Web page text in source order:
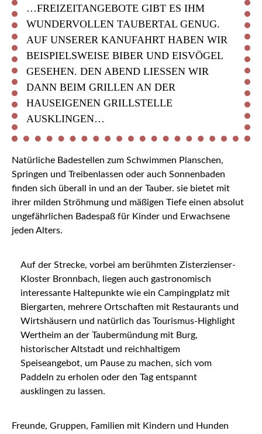
…FREIZEITANGEBOTE GIBT ES IHM
WUNDERVOLLEN TAUBERTAL GENUG.
AUF UNSERER KANUFAHRT HABEN WIR
BEISPIELSWEISE BIBER UND EISVÖGEL
GESEHEN. DEN ABEND LIESSEN WIR D
ANN BEIM GRILLEN AN DER H
AUSEIGENEN GRILLSTELLE A
USKLINGEN…
Natürliche Badestellen zum Schwimmen Planschen,
Springen und Treibenlassen oder auch Sonnenbaden
finden sich überall in und an der Tauber. sie bietet mit
ihrer milden Ströhmung und mäßigen Tiefe einen absolut
ungefährlichen Badespaß für Kinder und Erwachsene
jeden Alters.
Auf der Strecke, vorbei am berühmten Zisterzienser-
Kloster Bronnbach, liegen auch gastronomisch
interessante Haltepunkte wie ein Campingplatz mit
Biergarten, mehrere Ortschaften mit Restaurants und
Wirtshäusern und natürlich das Tourismus-Highlight
Wertheim an der Taubermündung mit Burg,
historischer Altstadt und reichhaltigem
Speiseangebot, um Pause zu machen, sich vom
Paddeln zu erholen oder den Tag entspannt
ausklingen zu lassen.
Freunde, Gruppen, Familien mit Kindern und Hunden